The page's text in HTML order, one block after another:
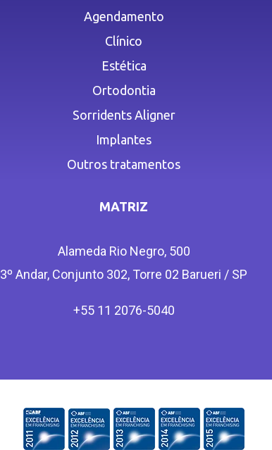
Agendamento
Clínico
Estética
Ortodontia
Sorridents Aligner
Implantes
Outros tratamentos
MATRIZ
Alameda Rio Negro, 500
3º Andar, Conjunto 302, Torre 02 Barueri / SP
+55 11 2076-5040